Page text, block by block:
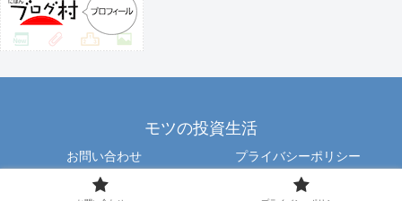
モツの投資生活
お問い合わせ プライバシーポリシー
Copyright © 2012 motu All Rights Reserved.